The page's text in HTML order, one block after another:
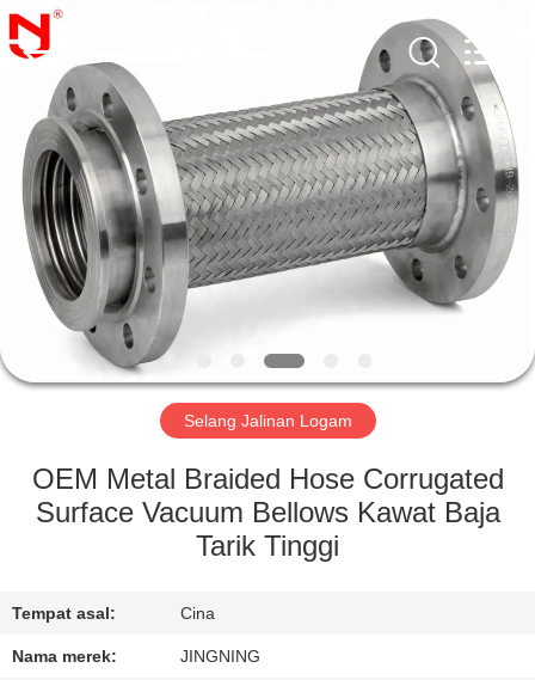
RUMAH
PRODUK
TAMPILAN
TENTANG
TUR
KONTROL
KUALITAS
Songjiang
Jingning
Shock
Reserved.
Selang Jalinan Logam
OEM Metal Braided Hose Corrugated
Surface Vacuum Bellows Kawat Baja
Tarik Tinggi
Tempat asal: Cina
Nama merek: JINGNING